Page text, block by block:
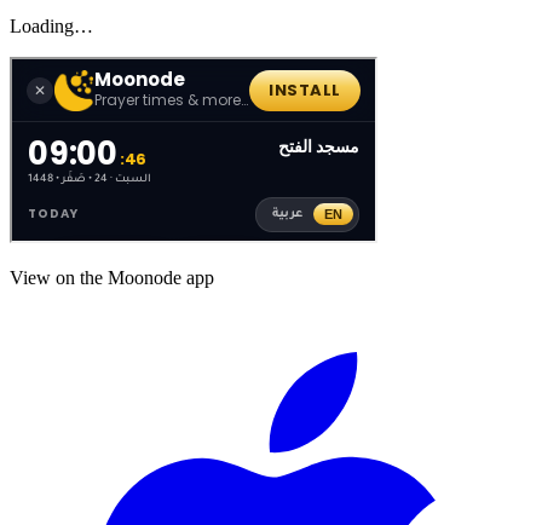
Loading…
View on the Moonode app